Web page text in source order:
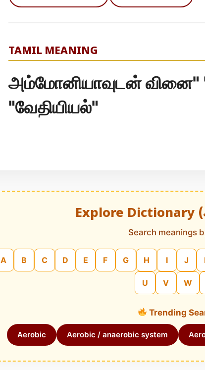
TAMIL MEANING
அம்மோனியாவுடன்
"வேதியியல்"
Explore Dictionary
Search meanings
A B C D E F G H I J
U V W
Trending
Aerobic Aerobic / anaerobic system